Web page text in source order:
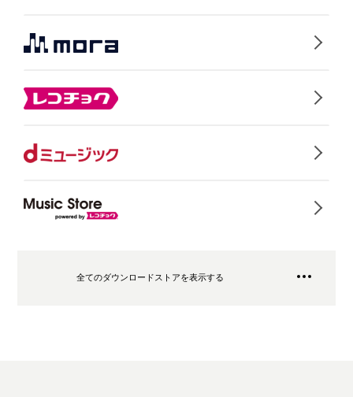
全てのダウンロードストアを表示する